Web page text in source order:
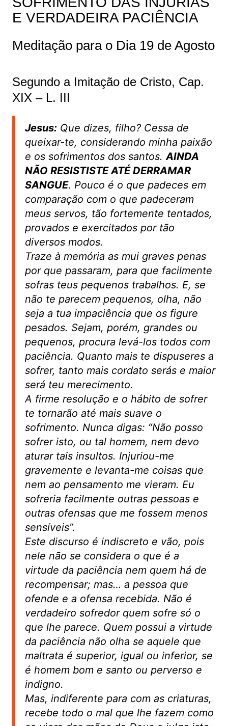
E VERDADEIRA PACIÊNCIA
Meditação para o Dia 19 de Agosto
Segundo a Imitação de Cristo, Cap.
XIX – L. III
Jesus:Que dizes, filho? Cessa de
queixar-te, considerando minha paixão
e os sofrimentos dos santos.AINDA
NÃO RESISTISTE ATÉ DERRAMAR
SANGUE. Pouco é o que padeces em
comparação com o que padeceram
meus servos, tão fortemente tentados,
provados e exercitados por tão
diversos modos.
Traze à memória as mui graves penas
por que passaram, para que facilmente
sofras teus pequenos trabalhos. E, se
não te parecem pequenos, olha, não
seja a tua impaciência que os figure
pesados. Sejam, porém, grandes ou
pequenos, procura levá-los todos com
paciência. Quanto mais te dispuseres a
sofrer, tanto mais cordato serás e maior
será teu merecimento.
A firme resolução e o hábito de sofrer
te tornarão até mais suave o
sofrimento. Nunca digas: “Não posso
sofrer isto, ou tal homem, nem devo
aturar tais insultos. Injuriou-me
gravemente e levanta-me coisas que
nem ao pensamento me vieram. Eu
sofreria facilmente outras pessoas e
outras ofensas que me fossem menos
sensíveis”.
Este discurso é indiscreto e vão, pois
nele não se considera o que é a
virtude da paciência nem quem há de
recompensar; mas… a pessoa que
ofende e a ofensa recebida. Não é
verdadeiro sofredor quem sofre só o
que lhe parece. Quem possui a virtude
da paciência não olha se aquele que
maltrata é superior, igual ou inferior, se
é homem bom e santo ou perverso e
indigno.
Mas, indiferente para com as criaturas,
recebe todo o mal que lhe fazem como